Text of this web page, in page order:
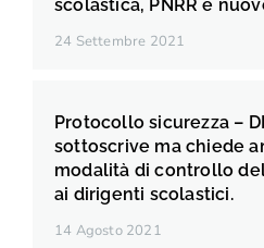
scolastica, PNRR e
24 Settembre 2021
Protocollo sicurezza –
sottoscrive ma chiede
modalità di controllo
ai dirigenti scolastici.
14 Agosto 2021